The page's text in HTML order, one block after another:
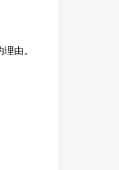
由。